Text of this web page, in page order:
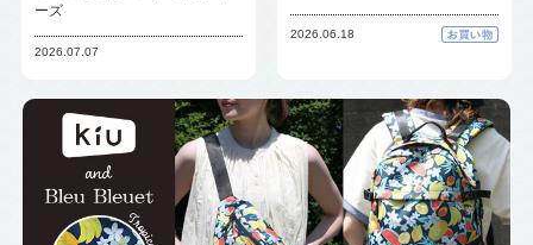
ーズ
2026.07.07
2026.06.18